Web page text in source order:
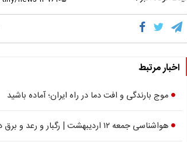
اخبار مرتبط
موج بارندگی و افت دما در راه ایران؛ آماده باشید
هواشناسی جمعه ۱۲ اردیبهشت | رگبار و رعد و برق در ۲۱ استان